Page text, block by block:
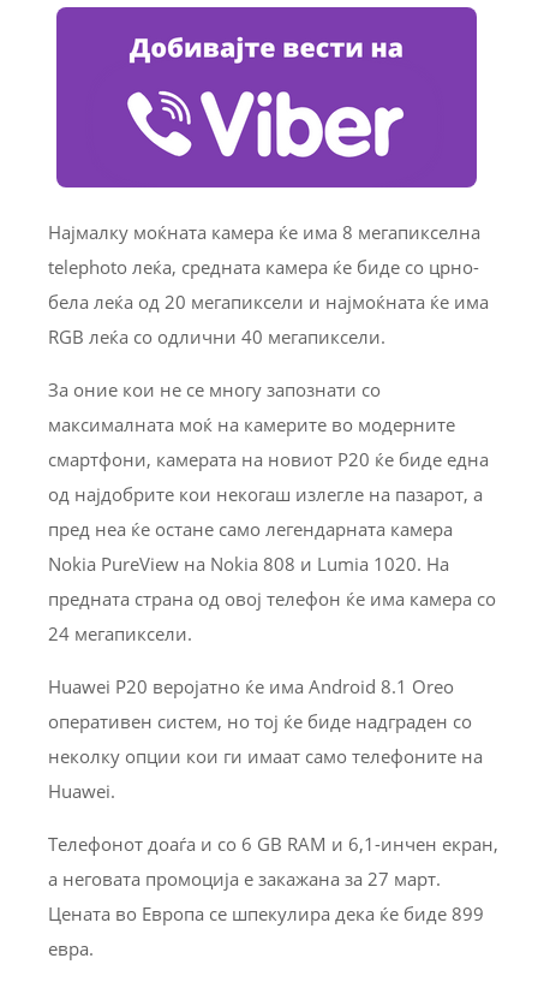
Најмалку моќната камера ќе има 8 мегапикселна
telephoto леќа, средната камера ќе биде со црно-
бела леќа од 20 мегапиксели и најмоќната ќе има
RGB леќа со одлични 40 мегапиксели.
За оние кои не се многу запознати со
максималната моќ на камерите во модерните
смартфони, камерата на новиот P20 ќе биде една
од најдобрите кои некогаш излегле на пазарот, а
пред неа ќе остане само легендарната камера
Nokia PureView на Nokia 808 и Lumia 1020. На
предната страна од овој телефон ќе има камера со
24 мегапиксели.
Huawei P20 веројатно ќе има Android 8.1 Oreo
оперативен систем, но тој ќе биде надграден со
неколку опции кои ги имаат само телефоните на
Huawei.
Телефонот доаѓа и со 6 GB RAM и 6,1-инчен екран,
а неговата промоција е закажана за 27 март.
Цената во Европа се шпекулира дека ќе биде 899
евра.